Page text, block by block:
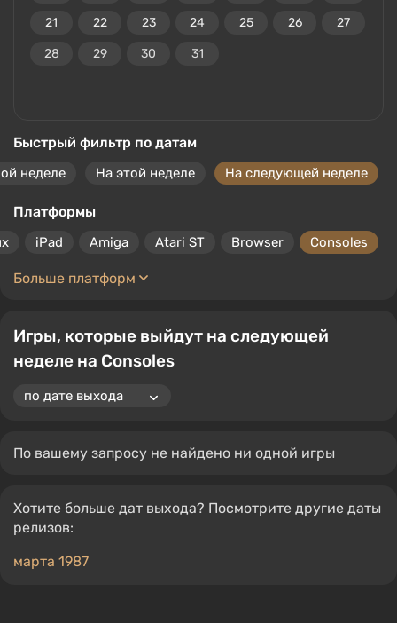
21 22 23 24 25 26 27
28 29 30 31
Быстрый фильтр по датам
неделе На этой неделе На следующей неделе
Платформы
iPad Amiga Atari ST Browser Consoles
Больше платформ
Игры, которые выйдут на следующей
неделе на Consoles
По вашему запросу не найдено ни одной игры
Хотите больше дат выхода? Посмотрите другие даты
релизов:
марта 1987